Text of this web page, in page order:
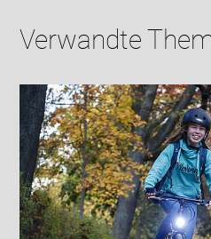
Verwandte